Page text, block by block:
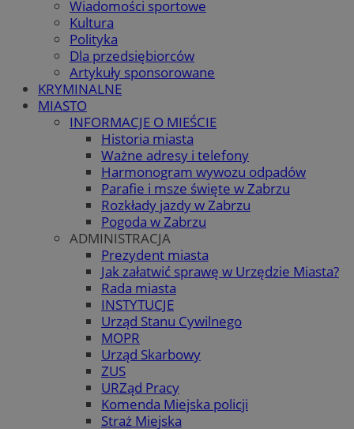
Wiadomości sportowe
Kultura
Polityka
Dla przedsiębiorców
Artykuły sponsorowane
KRYMINALNE
MIASTO
INFORMACJE O MIEŚCIE
Historia miasta
Ważne adresy i telefony
Harmonogram wywozu odpadów
Parafie i msze święte w Zabrzu
Rozkłady jazdy w Zabrzu
Pogoda w Zabrzu
ADMINISTRACJA
Prezydent miasta
Jak załatwić sprawę w Urzędzie Miasta?
Rada miasta
INSTYTUCJE
Urząd Stanu Cywilnego
MOPR
Urząd Skarbowy
ZUS
URZąd Pracy
Komenda Miejska policji
Straż Miejska